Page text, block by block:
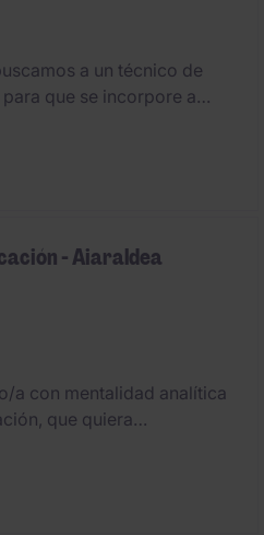
a un técnico de
que se incorpore a
- Aiaraldea
a con mentalidad analítica
que quiera
y mejora
asegurar la viabilidad y